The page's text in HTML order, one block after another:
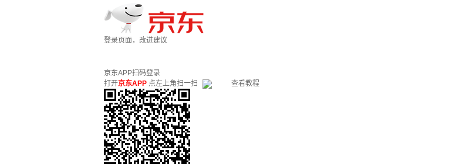
登录页面，改进建议
京东APP扫码登录
打开京东APP 点左上角扫一扫 查看教程